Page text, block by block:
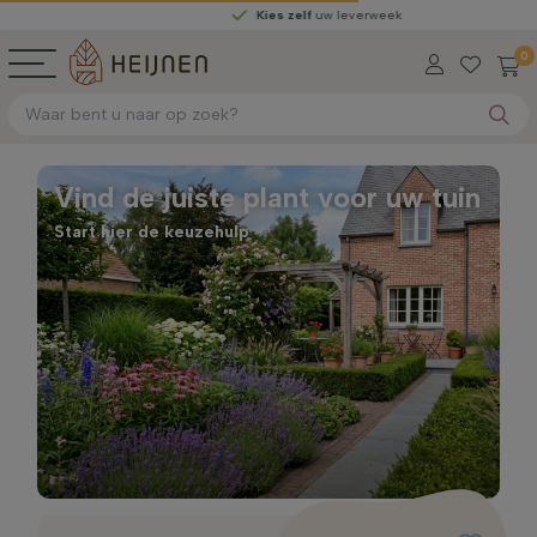
Kies zelfuw leverweek
0
Vind de juiste plant voor uw tuin
Start hier de keuzehulp